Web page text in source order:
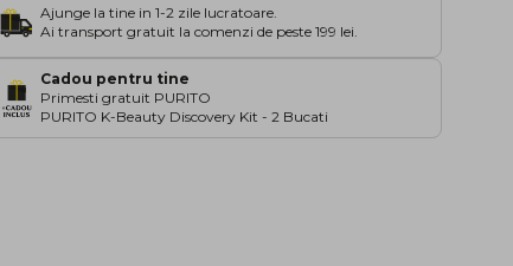
Ajunge la tine in 1-2 zile lucratoare.
Ai transport gratuit la comenzi de peste 199 lei.
Cadou pentru tine
Primesti gratuit PURITO
PURITO K-Beauty Discovery Kit - 2 Bucati